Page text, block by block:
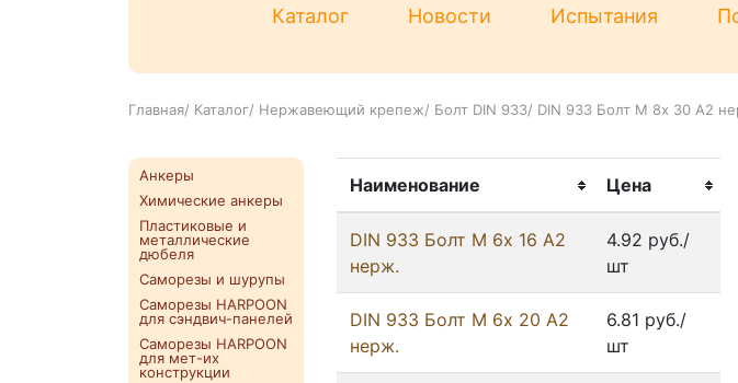
Каталог Новости Испытания
Главная/ Каталог/ Нержавеющий крепеж/ Болт DIN 933/ DIN 933 Болт М 8х 30 А2
Анкеры
Химические анкеры
Пластиковые и
металлические
дюбеля
Саморезы и шурупы
Саморезы HARPOON
для сэндвич-панелей
Саморезы HARPOON
для мет-их
конструкции
Наименование Цена
DIN 933 Болт М 6х 16 А2
нерж.
4.92 руб./
шт
DIN 933 Болт М 6х 20 А2
нерж.
6.81 руб./
шт